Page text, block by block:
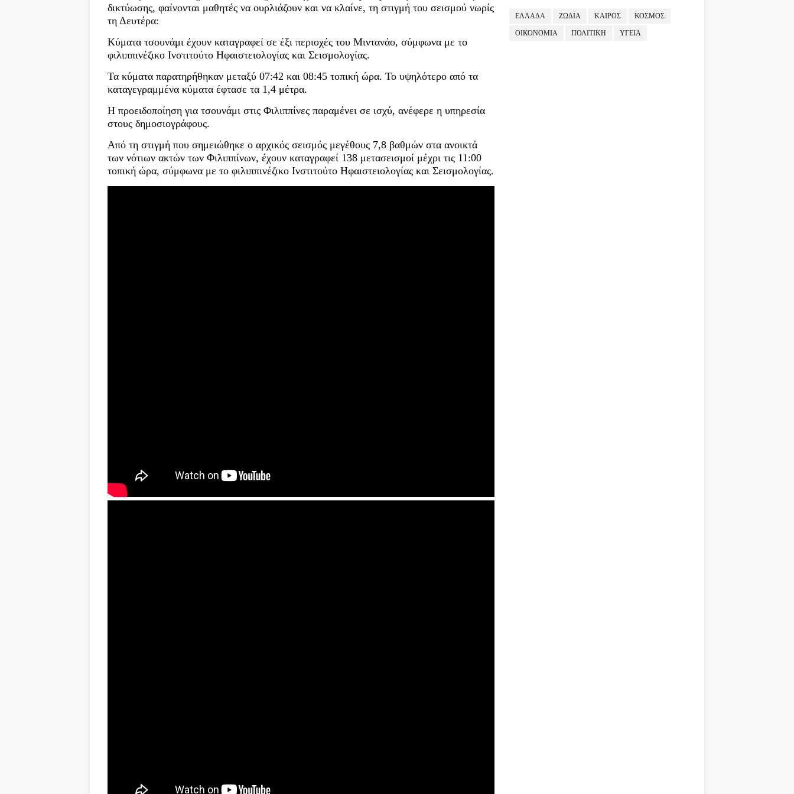
δικτύωσης, φαίνονται μαθητές να ουρλιάζουν και να κλαίνε, τη στιγμή του σεισμού νωρίς
τη Δευτέρα:
Κύματα τσουνάμι έχουν καταγραφεί σε έξι περιοχές του Μιντανάο, σύμφωνα με το
φιλιππινέζικο Ινστιτούτο Ηφαιστειολογίας και Σεισμολογίας.
Τα κύματα παρατηρήθηκαν μεταξύ 07:42 και 08:45 τοπική ώρα. Το υψηλότερο από τα
καταγεγραμμένα κύματα έφτασε τα 1,4 μέτρα.
Η προειδοποίηση για τσουνάμι στις Φιλιππίνες παραμένει σε ισχύ, ανέφερε η υπηρεσία
στους δημοσιογράφους.
Από τη στιγμή που σημειώθηκε ο αρχικός σεισμός μεγέθους 7,8 βαθμών στα ανοικτά
των νότιων ακτών των Φιλιππίνων, έχουν καταγραφεί 138 μετασεισμοί μέχρι τις 11:00
τοπική ώρα, σύμφωνα με το φιλιππινέζικο Ινστιτούτο Ηφαιστειολογίας και Σεισμολογίας.
ΕΛΛΑΔΑ ΖΩΔΙΑ ΚΑΙΡΟΣ ΚΟΣΜΟΣ
ΟΙΚΟΝΟΜΙΑ ΠΟΛΙΤΙΚΗ ΥΓΕΙΑ